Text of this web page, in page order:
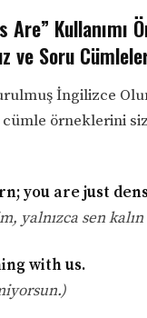
Are” Kullanımı
ve Soru
İngilizce
cümle örneklerini
you are just
yalnızca sen kalın
with us.